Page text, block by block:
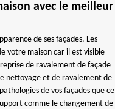
avec le meilleur
de ses façades. Les
votre maison car il est visible
de ravalement de façade
nettoyage et de ravalement de
de vos façades que ce
comme le changement de